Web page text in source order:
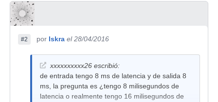
#2 por Iskra el 28/04/2016
xxxxxxxxxx26 escribió:
de entrada tengo 8 ms de latencia y de salida 8
ms, la pregunta es ¿tengo 8 milisegundos de
latencia o realmente tengo 16 milisegundos de